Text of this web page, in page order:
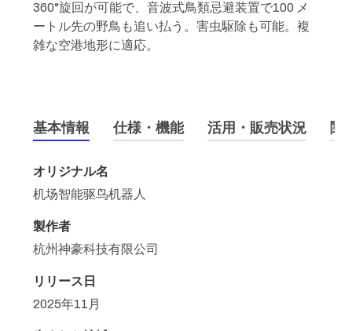
360°旋回が可能で、音波式鳥類忌避装置で100 メ
ートル先の野鳥も追い払う。害虫駆除も可能。複
雑な空港地形に適応。
基本情報 仕様・機能 活用・販売状況 関
オリジナル名
机场智能驱鸟机器人
製作者
杭州神豪科技有限公司
リリース日
2025年11月